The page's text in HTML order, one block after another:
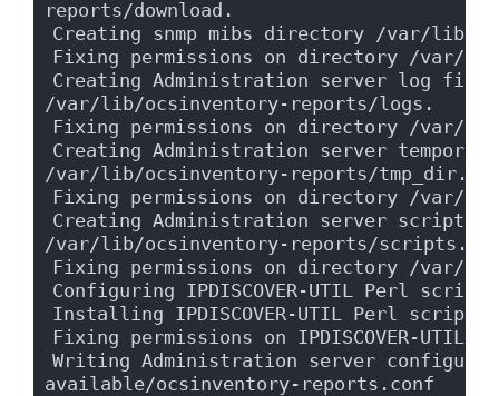
reports/download.
Creating snmp mibs directory /var/lib/
Fixing permissions on directory /var/
Creating Administration server log
/var/lib/ocsinventory-reports/logs.
Fixing permissions on directory /var/
Creating Administration server
/var/lib/ocsinventory-reports/tmp_dir.
Fixing permissions on directory /var/
Creating Administration server
/var/lib/ocsinventory-reports/scripts.
Fixing permissions on directory /var/
Configuring IPDISCOVER-UTIL Perl script.
Installing IPDISCOVER-UTIL Perl script.
Fixing permissions on IPDISCOVER-UTIL
Writing Administration server
available/ocsinventory-reports.conf